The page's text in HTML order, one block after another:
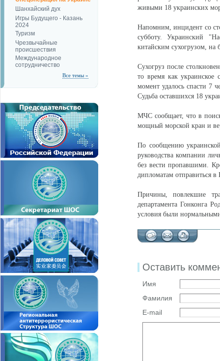
Шанхайский дух
Игры Будущего - Казань
2024
Туризм
Чрезвычайные
происшествия
Международное
сотрудничество
Все темы »
живыми 18 украинских
Напомним, инцидент со
субботу. Украинский
китайским сухогрузом, на
Сухогруз после
то время как украинское
момент удалось спасти 7
Судьба оставшихся 18
МЧС сообщает, что в
мощный морской кран и
По сообщению
руководства компании
без вести пропавшими.
дипломатам отправиться в
Причины, повлекшие
департамента Гонконга
условия были
Оставить
Имя
Фамилия
E-mail